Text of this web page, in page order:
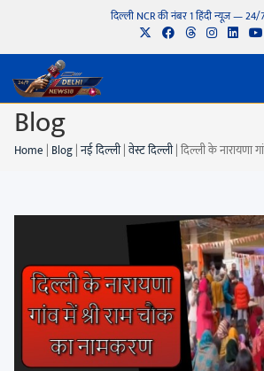
दिल्ली NCR की नंबर 1 हिंदी न्यूज़ — 24/
Blog
Home | Blog|नई दिल्ली|वेस्ट दिल्ली|दिल्ली के नारायणा